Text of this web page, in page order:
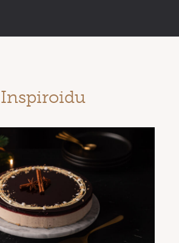
Inspiroidu